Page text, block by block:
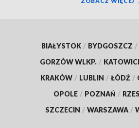
BIAŁYSTOK / BYDGOSZCZ /
GORZÓW WLKP. /
KRAKÓW / LUBLIN / ŁÓDŹ /
OPOLE / POZNAŃ /
SZCZECIN / WARSZAWA /